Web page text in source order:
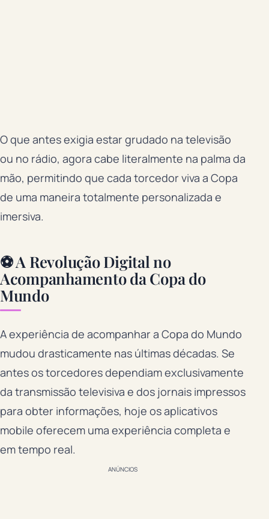
O que antes exigia estar grudado na televisão
ou no rádio, agora cabe literalmente na palma da
mão, permitindo que cada torcedor viva a Copa
de uma maneira totalmente personalizada e
imersiva.
⚽ A Revolução Digital no
Acompanhamento da Copa do
Mundo
A experiência de acompanhar a Copa do Mundo
mudou drasticamente nas últimas décadas. Se
antes os torcedores dependiam exclusivamente
da transmissão televisiva e dos jornais impressos
para obter informações, hoje os aplicativos
mobile oferecem uma experiência completa e
em tempo real.
ANÚNCIOS